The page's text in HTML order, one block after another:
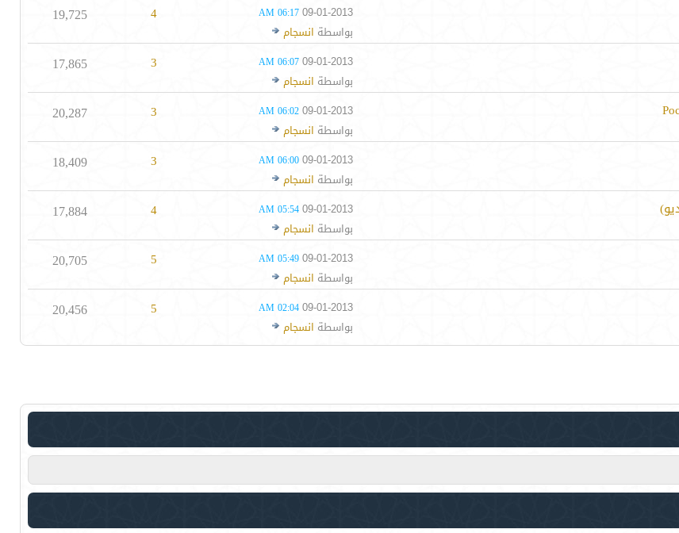
09-01-2013
06:17 AM
بواسطة انسجام
4
19,725
09-01-2013
06:07 AM
بواسطة انسجام
3
17,865
09-01-2013
06:02 AM
بواسطة انسجام
3
20,287
09-01-2013
06:00 AM
بواسطة انسجام
3
18,409
09-01-2013
05:54 AM
بواسطة انسجام
4
17,884
09-01-2013
05:49 AM
بواسطة انسجام
5
20,705
09-01-2013
02:04 AM
بواسطة انسجام
5
20,456